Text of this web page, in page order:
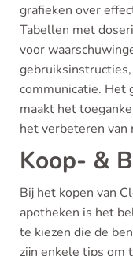
grafieken over
Tabellen met
voor
communicatie. Het
maakt het
het verbeteren van
Koop- &
Bij het kopen van
apotheken is het
te kiezen die de
zijn enkele tips om